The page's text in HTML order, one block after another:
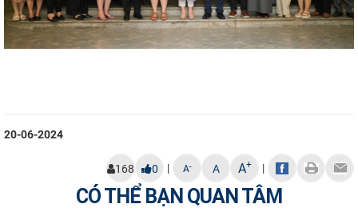
20-06-2024
168 0 | A- A A+ |
CÓ THỂ BẠN QUAN TÂM